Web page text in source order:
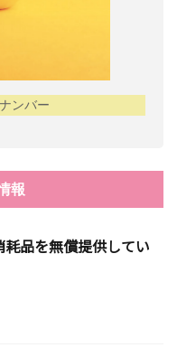
ンバー
報
品を無償提供してい